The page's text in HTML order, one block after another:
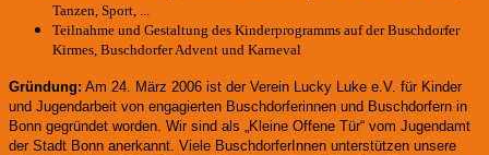
Tanzen, Sport, ...
Teilnahme und Gestaltung des Kinderprogramms auf der Buschdorfer
Kirmes, Buschdorfer Advent und Karneval
Gründung: Am 24. März 2006 ist der Verein Lucky Luke e.V. für Kinder
und Jugendarbeit von engagierten Buschdorferinnen und Buschdorfern in
Bonn gegründet worden. Wir sind als „Kleine Offene Tür“ vom Jugendamt
der Stadt Bonn anerkannt. Viele BuschdorferInnen unterstützen unsere